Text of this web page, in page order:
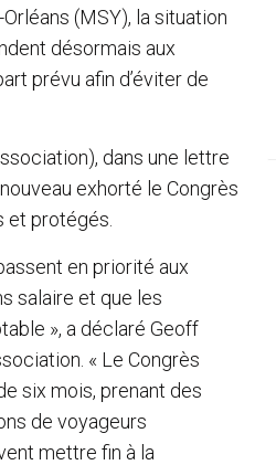
(MSY), la situation
désormais aux
prévu afin d’éviter de
dans une lettre
exhorté le Congrès
et protégés.
en priorité aux
salaire et que les
», a déclaré Geoff
« Le Congrès
six mois, prenant des
de voyageurs
mettre fin à la